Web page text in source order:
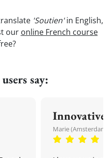
'Soutien'in English,
our online French course
say:
Innovative
Marie